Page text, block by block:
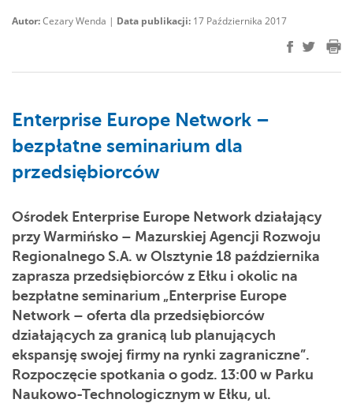
Autor:Cezary Wenda | Data publikacji: 17 Października 2017
Enterprise Europe Network –
bezpłatne seminarium dla
przedsiębiorców
Ośrodek Enterprise Europe Network działający
przy Warmińsko – Mazurskiej Agencji Rozwoju
Regionalnego S.A. w Olsztynie 18 października
zaprasza przedsiębiorców z Ełku i okolic na
bezpłatne seminarium „Enterprise Europe
Network – oferta dla przedsiębiorców
działających za granicą lub planujących
ekspansję swojej firmy na rynki zagraniczne”.
Rozpoczęcie spotkania o godz. 13:00 w Parku
Naukowo-Technologicznym w Ełku, ul.